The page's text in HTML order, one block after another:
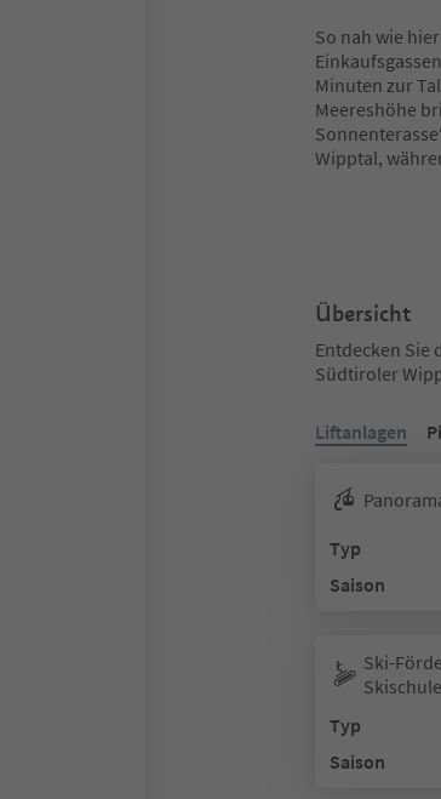
So nah wie
Minuten zur
Meereshöhe
Wipptal,
Übersicht
Entdecken Sie
Südtiroler
Liftanlagen
Typ
Saison
Ski-
Skischule
Typ
Saison